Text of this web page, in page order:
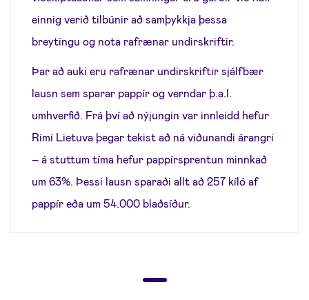
einnig verið tilbúnir að samþykkja þessa
breytingu og nota rafrænar undirskriftir.
Þar að auki eru rafrænar undirskriftir sjálfbær
lausn sem sparar pappír og verndar þ.a.l.
umhverfið. Frá því að nýjungin var innleidd hefur
Rimi Lietuva þegar tekist að ná viðunandi árangri
– á stuttum tíma hefur pappírsprentun minnkað
um 63%. Þessi lausn sparaði allt að 257 kíló af
pappír eða um 54.000 blaðsíður.